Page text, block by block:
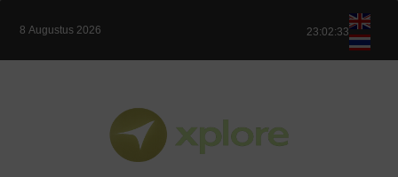
23:02:34
8 Augustus 2026